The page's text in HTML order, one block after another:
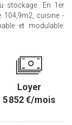
stockage. En 1er
104,9m2, cuisine -
et modulable.
Loyer
5 852 €/mois